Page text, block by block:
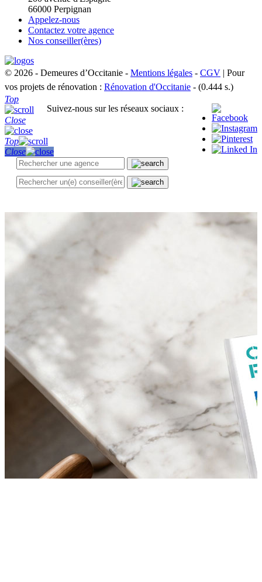
66000 Perpignan
Appelez-nous
Contactez votre agence
Nos conseiller(ères)
© 2026 - Demeures d’Occitanie - Mentions légales - CGV | Pour
vos projets de rénovation : Rénovation d'Occitanie - (0.444 s.)
Suivez-nous sur les réseaux sociaux :
Top
Close
Top
Close